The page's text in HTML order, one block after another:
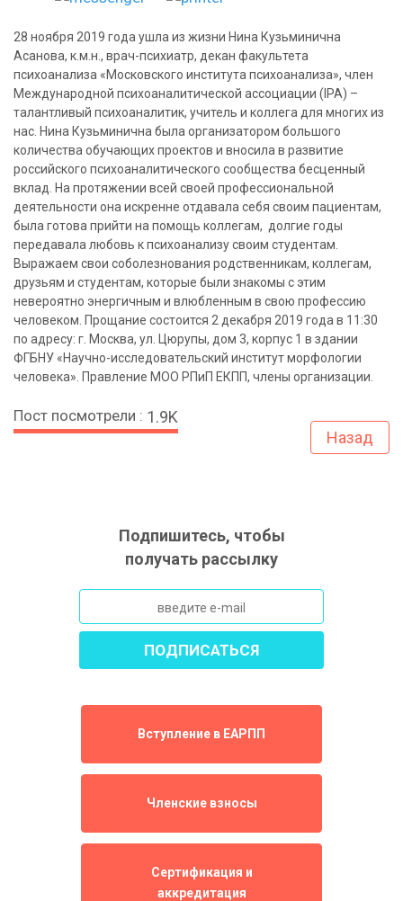
28 ноября 2019 года ушла из жизни Нина Кузьминична
Асанова, к.м.н., врач-психиатр, декан факультета
психоанализа «Московского института психоанализа», член
Международной психоаналитической ассоциации (IPA) –
талантливый психоаналитик, учитель и коллега для многих из
нас. Нина Кузьминична была организатором большого
количества обучающих проектов и вносила в развитие
российского психоаналитического сообщества бесценный
вклад. На протяжении всей своей профессиональной
деятельности она искренне отдавала себя своим пациентам,
была готова прийти на помощь коллегам, долгие годы
передавала любовь к психоанализу своим студентам.
Выражаем свои соболезнования родственникам, коллегам,
друзьям и студентам, которые были знакомы с этим
невероятно энергичным и влюбленным в свою профессию
человеком. Прощание состоится 2 декабря 2019 года в 11:30
по адресу: г. Москва, ул. Цюрупы, дом 3, корпус 1 в здании
ФГБНУ «Научно-исследовательский институт морфологии
человека». Правление МОО РПиП ЕКПП, члены организации.
Пост посмотрели : 1.9K
Назад
Подпишитесь, чтобы
получать рассылку
Вступление в ЕАРПП
Членские взносы
Сертификация и
аккредитация